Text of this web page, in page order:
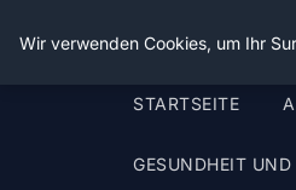
Die Schnitter
STARTSEITE
GESUNDHEIT
Wir verwenden Cookies, um Ihr